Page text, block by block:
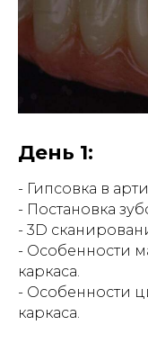
День 1:
- Гипсовка в
- Постановка
- 3D
- Особенности
каркаса.
- Особенности
каркаса.